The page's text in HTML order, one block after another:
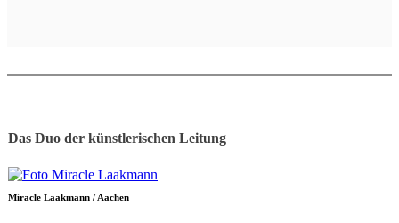
Das Duo der künstlerischen Leitung
Miracle Laakmann / Aachen